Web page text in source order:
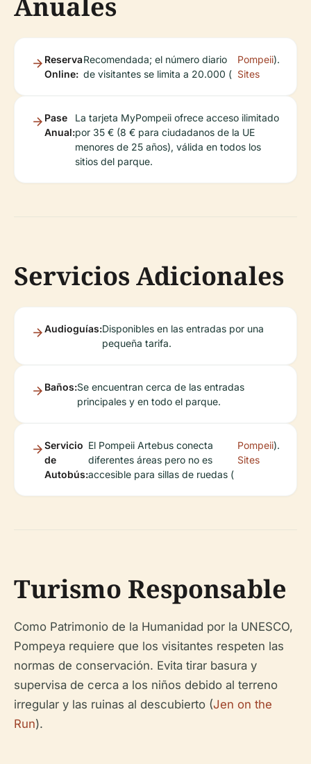
Reserva
Online:
Recomendada; el número diario
de visitantes se limita a 20.000 (
Pompeii
Sites
).
Pase
Anual:
La tarjeta MyPompeii ofrece acceso ilimitado
por 35 € (8 € para ciudadanos de la UE
menores de 25 años), válida en todos los
sitios del parque.
Servicios Adicionales
Audioguías:Disponibles en las entradas por una
pequeña tarifa.
Baños:Se encuentran cerca de las entradas
principales y en todo el parque.
Servicio
de
Autobús:
El Pompeii Artebus conecta
diferentes áreas pero no es
accesible para sillas de ruedas (
Pompeii
Sites
).
Turismo Responsable
Como Patrimonio de la Humanidad por la UNESCO,
Pompeya requiere que los visitantes respeten las
normas de conservación. Evita tirar basura y
supervisa de cerca a los niños debido al terreno
irregular y las ruinas al descubierto (Jen on the
Run).